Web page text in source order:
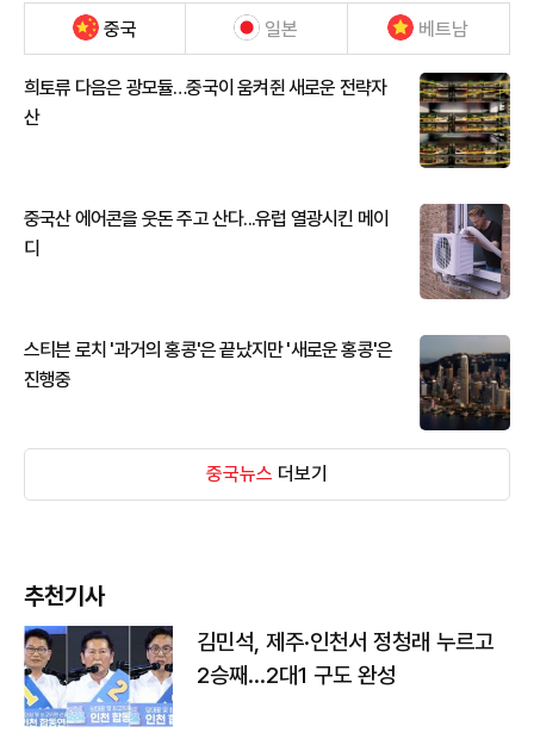
중국 일본 베트남
희토류 다음은 광모듈…중국이 움켜쥔 새로운 전략자
산
중국산 에어콘을 웃돈 주고 산다...유럽 열광시킨 메이
디
스티븐 로치 '과거의 홍콩'은 끝났지만 '새로운 홍콩'은
진행중
중국뉴스 더보기
추천기사
김민석, 제주·인천서 정청래 누르고
2승째…2대1 구도 완성